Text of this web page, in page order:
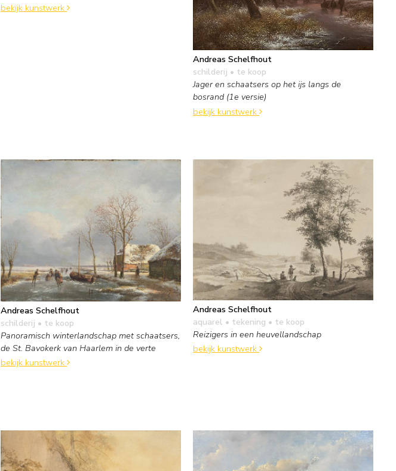
bekijk kunstwerk
Andreas Schelfhout
schilderij • te koop
Jager en schaatsers op het ijs langs de
bosrand (1e versie)
bekijk kunstwerk
Andreas Schelfhout
schilderij • te koop
Panoramisch winterlandschap met schaatsers,
de St. Bavokerk van Haarlem in de verte
bekijk kunstwerk
Andreas Schelfhout
aquarel • tekening • te koop
Reizigers in een heuvellandschap
bekijk kunstwerk